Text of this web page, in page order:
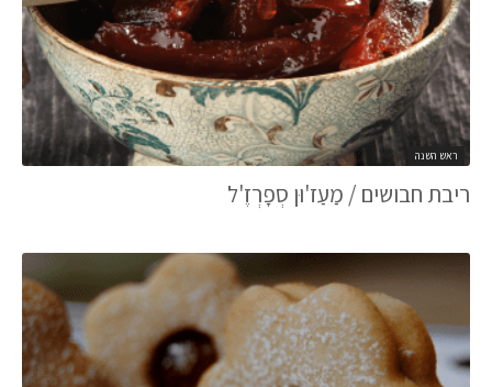
ראש השנה
ריבת חבושים / מַעַז'וּן סְפָרְזֶ'ל